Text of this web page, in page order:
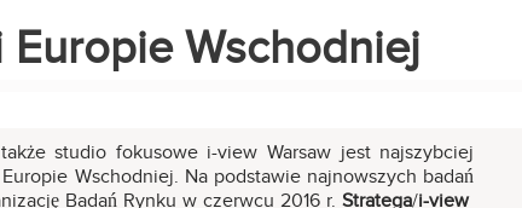
Wschodniej
studio fokusowe i-view Warsaw jest najszybciej
Wschodniej. Na podstawie najnowszych badań
Badań Rynku w czerwcu 2016 r.Stratega/i-view